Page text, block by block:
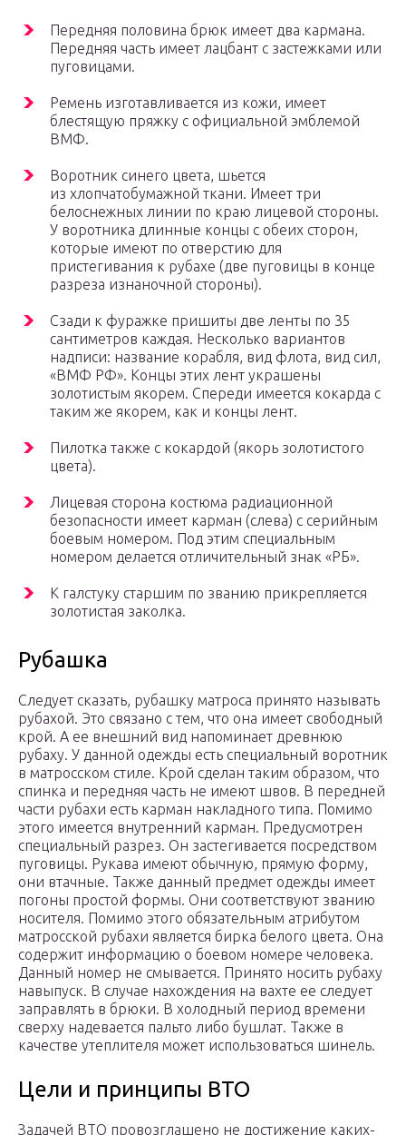
Передняя половина брюк имеет два кармана.
Передняя часть имеет лацбант с застежками или
пуговицами.
Ремень изготавливается из кожи, имеет
блестящую пряжку с официальной эмблемой
ВМФ.
Воротник синего цвета, шьется
из хлопчатобумажной ткани. Имеет три
белоснежных линии по краю лицевой стороны.
У воротника длинные концы с обеих сторон,
которые имеют по отверстию для
пристегивания к рубахе (две пуговицы в конце
разреза изнаночной стороны).
Сзади к фуражке пришиты две ленты по 35
сантиметров каждая. Несколько вариантов
надписи: название корабля, вид флота, вид сил,
«ВМФ РФ». Концы этих лент украшены
золотистым якорем. Спереди имеется кокарда с
таким же якорем, как и концы лент.
Пилотка также с кокардой (якорь золотистого
цвета).
Лицевая сторона костюма радиационной
безопасности имеет карман (слева) с серийным
боевым номером. Под этим специальным
номером делается отличительный знак «РБ».
К галстуку старшим по званию прикрепляется
золотистая заколка.
Рубашка
Следует сказать, рубашку матроса принято называть
рубахой. Это связано с тем, что она имеет свободный
крой. А ее внешний вид напоминает древнюю
рубаху. У данной одежды есть специальный воротник
в матросском стиле. Крой сделан таким образом, что
спинка и передняя часть не имеют швов. В передней
части рубахи есть карман накладного типа. Помимо
этого имеется внутренний карман. Предусмотрен
специальный разрез. Он застегивается посредством
пуговицы. Рукава имеют обычную, прямую форму,
они втачные. Также данный предмет одежды имеет
погоны простой формы. Они соответствуют званию
носителя. Помимо этого обязательным атрибутом
матросской рубахи является бирка белого цвета. Она
содержит информацию о боевом номере человека.
Данный номер не смывается. Принято носить рубаху
навыпуск. В случае нахождения на вахте ее следует
заправлять в брюки. В холодный период времени
сверху надевается пальто либо бушлат. Также в
качестве утеплителя может использоваться шинель.
Цели и принципы ВТО
Задачей ВТО провозглашено не достижение каких-